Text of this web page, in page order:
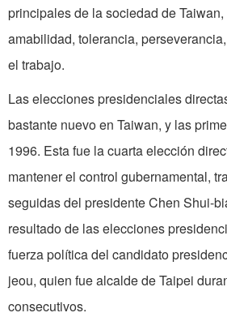
principales de la sociedad de
amabilidad, tolerancia,
el trabajo.
Las elecciones presidenciales
bastante nuevo en Taiwan, y las
1996. Esta fue la cuarta elección
mantener el control gubernamental,
seguidas del presidente Chen Shui-
resultado de las elecciones
fuerza política del candidato
jeou, quien fue alcalde de Taipei
consecutivos.